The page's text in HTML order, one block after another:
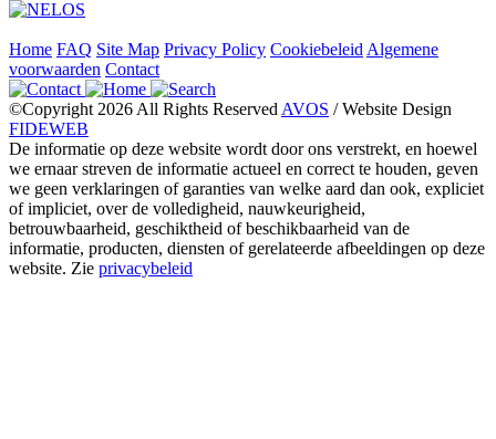
Home FAQ Site Map Privacy Policy Cookiebeleid Algemene
voorwaarden Contact
©Copyright 2026 All Rights Reserved AVOS / Website Design
FIDEWEB
De informatie op deze website wordt door ons verstrekt, en hoewel
we ernaar streven de informatie actueel en correct te houden, geven
we geen verklaringen of garanties van welke aard dan ook, expliciet
of impliciet, over de volledigheid, nauwkeurigheid,
betrouwbaarheid, geschiktheid of beschikbaarheid van de
informatie, producten, diensten of gerelateerde afbeeldingen op deze
website. Zie privacybeleid